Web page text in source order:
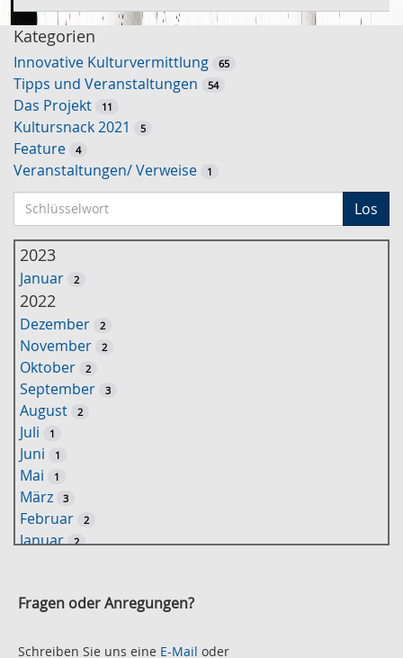
Kategorien
Innovative Kulturvermittlung 65
Tipps und Veranstaltungen 54
Das Projekt 11
Kultursnack 2021 5
Feature 4
Veranstaltungen/ Verweise 1
c
h
ü
w
o
r
u
c
Los
2023
Januar 2
2022
Dezember 2
November 2
Oktober 2
September 3
August 2
Juli 1
Juni 1
Mai 1
März 3
Februar 2
Januar 2
Oktober 2
August 2
Fragen oder Anregungen?
Schreiben Sie uns eine E-Mail oder